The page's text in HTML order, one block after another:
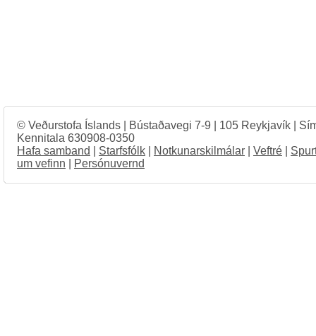
© Veðurstofa Íslands | Bústaðavegi 7-9 | 105 Reykjavík |
Kennitala 630908-0350
Hafa samband
Starfsfólk Notkunarskilmálar Veftré
um vefinn
Persónuvernd